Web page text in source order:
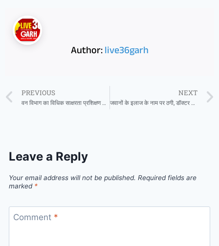
Author:live36garh
PREVIOUS
वन विभाग का विधिक साक्षरता प्रशिक्षण कार्यक्रम, अपराधियों पर सख्त कार्रवाई की तैयारी
NEXT
जवानों के इलाज के नाम पर ठगी, डॉक्टर के खाते से 3.98 लाख पार, जानें मामला…
Leave a Reply
Your email address will not be published. Required fields are
marked *
Comment *